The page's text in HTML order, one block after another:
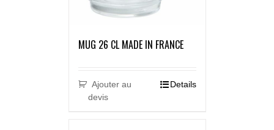
MUG 26 CL MADE IN FRANCE
Ajouter au
devis
Details